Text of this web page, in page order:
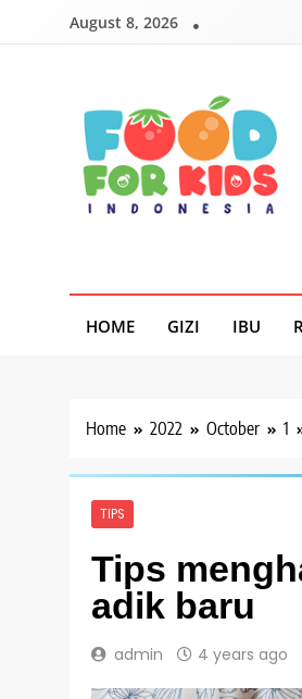
August 8, 2026
HOME GIZI IBU
Home 2022 October 1
TIPS
Tips
adik baru
admin 4 years ago